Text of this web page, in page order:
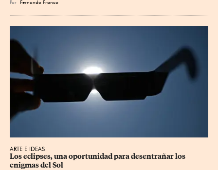
Por Fernando Franco
ARTE E IDEAS
Los eclipses, una oportunidad para desentrañar los
enigmas del Sol